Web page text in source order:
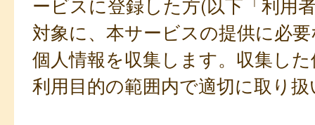
ービスに登録した方(以下「利用
対象に、本サービスの提供に必
個人情報を収集します。収集し
利用目的の範囲内で適切に取り